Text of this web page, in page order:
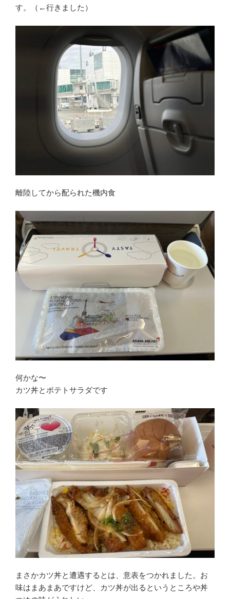
す。（←行きました）
離陸してから配られた機内食
何かな〜
カツ丼とポテトサラダです
まさかカツ丼と遭遇するとは、意表をつかれました。お
味はまあまあですけど、カツ丼が出るというところや丼